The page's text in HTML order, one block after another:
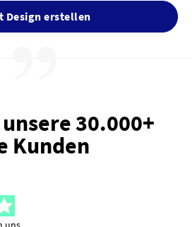
Design erstellen
unsere 30.000+
Kunden